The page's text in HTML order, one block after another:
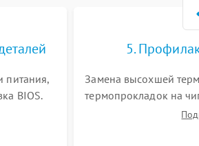
питания,
BIOS.
5.
Замена высохшей
термопрокладок на
перегрева.